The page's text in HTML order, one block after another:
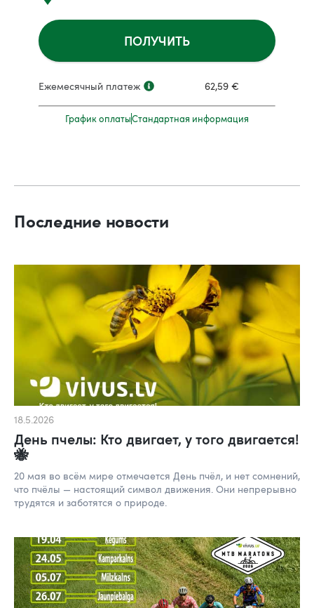
ПОЛУЧИТЬ
Ежемесячный платеж 62,59 €
График оплатыСтандартная информация
Последние новости
18.5.2026
День пчелы: Кто двигает, у того двигается!
🐝
20 мая во всём мире отмечается День пчёл, и нет сомнений,
что пчёлы — настоящий символ движения. Они непрерывно
трудятся и заботятся о природе.